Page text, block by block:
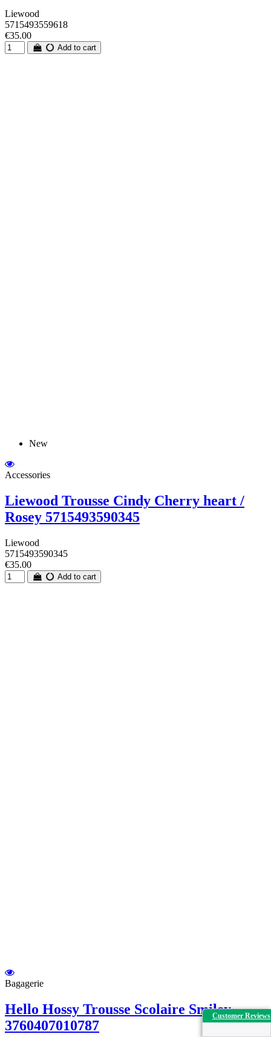
Liewood
5715493559618
€35.00
Add to cart
New
Accessories
Liewood Trousse Cindy Cherry heart /
Rosey 5715493590345
Liewood
5715493590345
€35.00
Add to cart
Bagagerie
Hello Hossy Trousse Scolaire Smiley.
3760407010787
Customer Reviews